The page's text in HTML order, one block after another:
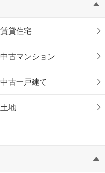
賃貸住宅
中古マンション
中古一戸建て
土地